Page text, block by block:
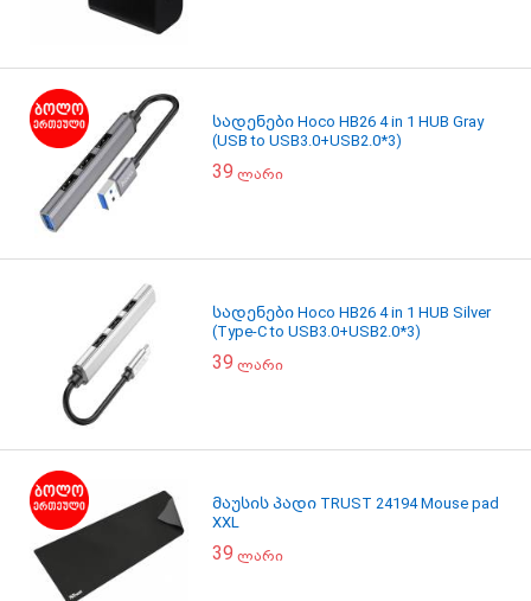
სადენები Hoco HB26 4 in 1 HUB Gray
(USB to USB3.0+USB2.0*3)
39 ლარი
სადენები Hoco HB26 4 in 1 HUB Silver
(Type-C to USB3.0+USB2.0*3)
39 ლარი
მაუსის პადი TRUST 24194 Mouse pad
XXL
39 ლარი